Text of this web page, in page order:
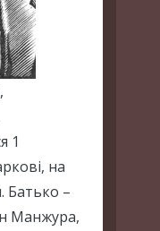
1
на
Батько –
Манжура,